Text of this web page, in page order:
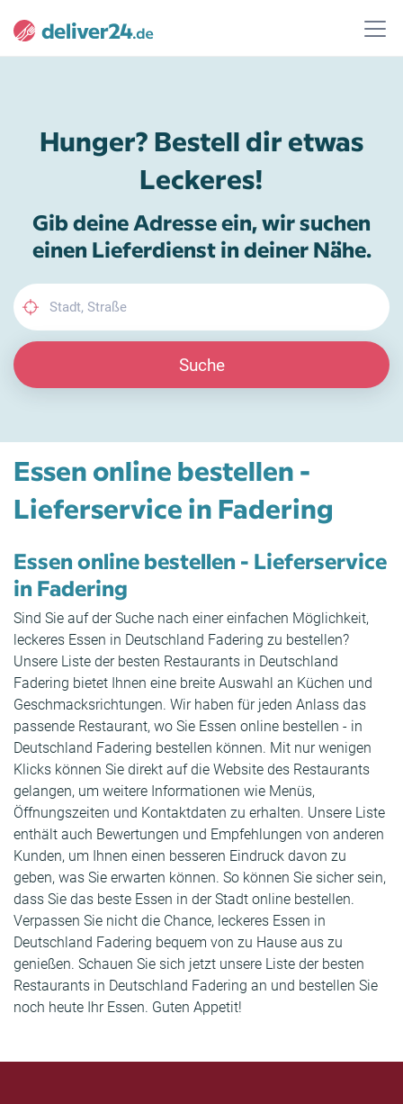
Hunger? Bestell dir etwas
Leckeres!
Gib deine Adresse ein, wir suchen
einen Lieferdienst in deiner Nähe.
Suche
Essen online bestellen -
Lieferservice in Fadering
Essen online bestellen - Lieferservice
in Fadering
Sind Sie auf der Suche nach einer einfachen Möglichkeit,
leckeres Essen in Deutschland Fadering zu bestellen?
Unsere Liste der besten Restaurants in Deutschland
Fadering bietet Ihnen eine breite Auswahl an Küchen und
Geschmacksrichtungen. Wir haben für jeden Anlass das
passende Restaurant, wo Sie Essen online bestellen - in
Deutschland Fadering bestellen können. Mit nur wenigen
Klicks können Sie direkt auf die Website des Restaurants
gelangen, um weitere Informationen wie Menüs,
Öffnungszeiten und Kontaktdaten zu erhalten. Unsere Liste
enthält auch Bewertungen und Empfehlungen von anderen
Kunden, um Ihnen einen besseren Eindruck davon zu
geben, was Sie erwarten können. So können Sie sicher sein,
dass Sie das beste Essen in der Stadt online bestellen.
Verpassen Sie nicht die Chance, leckeres Essen in
Deutschland Fadering bequem von zu Hause aus zu
genießen. Schauen Sie sich jetzt unsere Liste der besten
Restaurants in Deutschland Fadering an und bestellen Sie
noch heute Ihr Essen. Guten Appetit!